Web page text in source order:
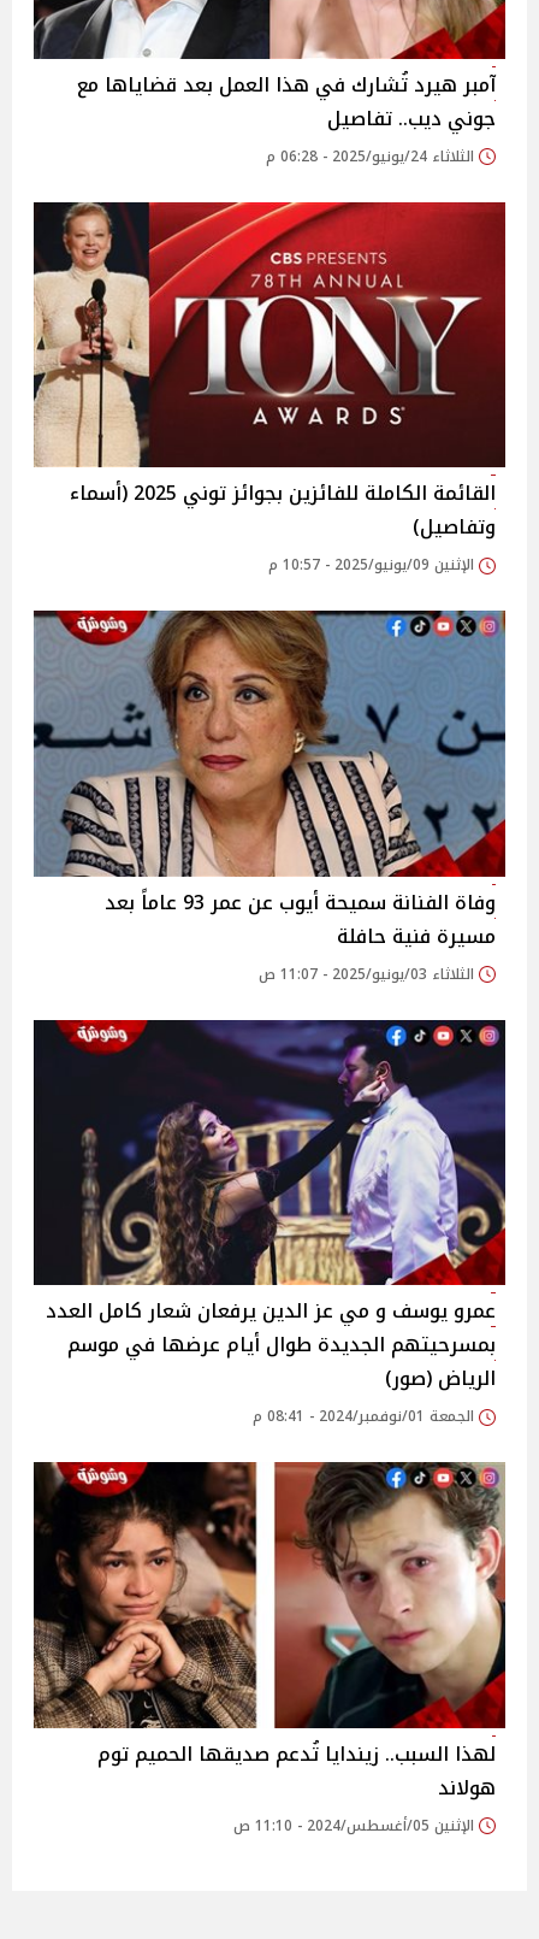
آمبر هيرد تُشارك في هذا العمل بعد قضاياها مع
جوني ديب.. تفاصيل
الثلاثاء 24/يونيو/2025 - 06:28 م
القائمة الكاملة للفائزين بجوائز توني 2025 (أسماء
وتفاصيل)
الإثنين 09/يونيو/2025 - 10:57 م
وفاة الفنانة سميحة أيوب عن عمر 93 عاماً بعد
مسيرة فنية حافلة‎
الثلاثاء 03/يونيو/2025 - 11:07 ص
عمرو يوسف و مي عز الدين يرفعان شعار كامل العدد
بمسرحيتهم الجديدة طوال أيام عرضها في موسم
الرياض (صور)
الجمعة 01/نوفمبر/2024 - 08:41 م
لهذا السبب.. زيندايا تُدعم صديقها الحميم توم
هولاند
الإثنين 05/أغسطس/2024 - 11:10 ص